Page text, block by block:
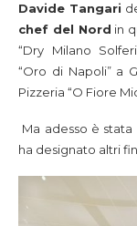
Davide Tangari
chef del Nord in
“Dry Milano
“Oro di Napoli” a
Pizzeria “O Fiore
Ma adesso è
ha designato altri